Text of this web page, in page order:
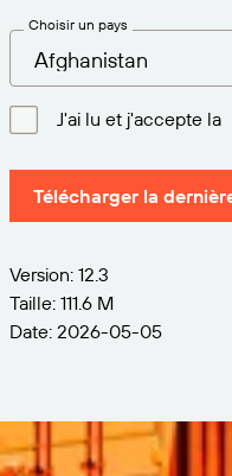
Choisir un pays
J'ai lu et j'accepte la
Télécharger la
Version: 12.3
Taille: 111.6 M
Date: 2026-05-05